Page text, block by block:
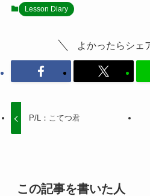
Lesson Diary
よかったらシェ
P/L：こてつ君
この記事を書いた人